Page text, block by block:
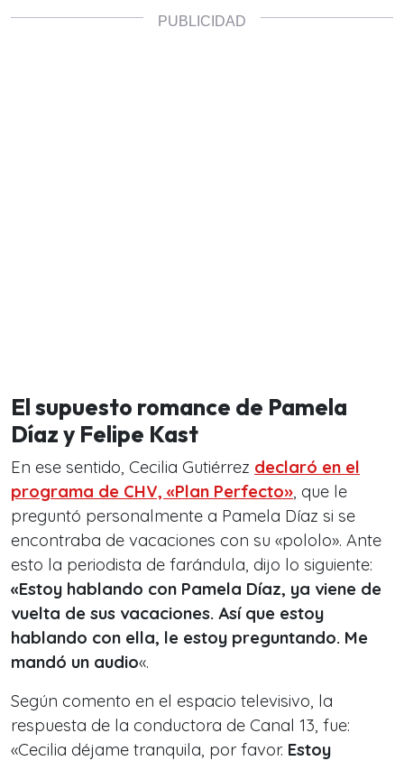
El supuesto romance de Pamela
Díaz y Felipe Kast
En ese sentido, Cecilia Gutiérrez declaró en el
programa de CHV, «Plan Perfecto», que le
preguntó personalmente a Pamela Díaz si se
encontraba de vacaciones con su «pololo». Ante
esto la periodista de farándula, dijo lo siguiente:
«Estoy hablando con Pamela Díaz, ya viene de
vuelta de sus vacaciones. Así que estoy
hablando con ella, le estoy preguntando. Me
mandó un audio«.
Según comento en el espacio televisivo, la
respuesta de la conductora de Canal 13, fue:
«Cecilia déjame tranquila, por favor. Estoy